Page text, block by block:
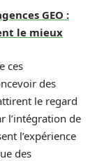
GEO :
le mieux
ces
des
le regard
l’intégration de
l’expérience
des